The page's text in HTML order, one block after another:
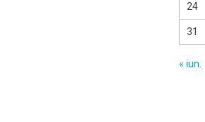
24
31
« iun.